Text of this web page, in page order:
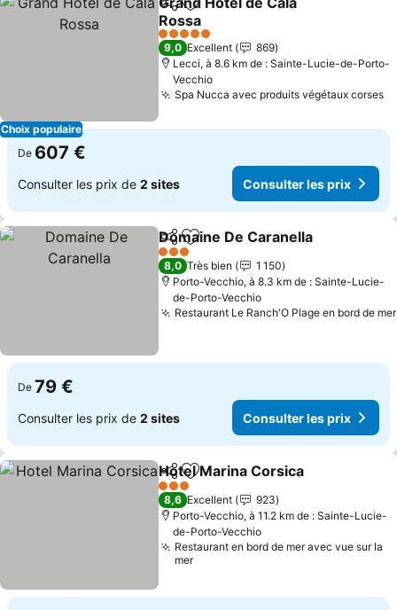
Choix populaire
PartagerAjouter à mes favoris
Rossa
5 Étoiles
9,0 Excellent
869
Lecci, à 8.6 km de : Sainte-Lucie-de-Porto-
Vecchio
Spa Nucca avec produits végétaux corses
De 607 €
Consulter les prix de 2 sites Consulter les prix
PartagerAjouter à mes favoris
Domaine De Caranella
3 Étoiles
8,0 Très bien
1 150
Porto-Vecchio, à 8.3 km de : Sainte-Lucie-
de-Porto-Vecchio
Restaurant Le Ranch'O Plage en bord de mer
De 79 €
Consulter les prix de 2 sites Consulter les prix
PartagerAjouter à mes favoris
Hotel Marina Corsica
3 Étoiles
8,6 Excellent
923
Porto-Vecchio, à 11.2 km de : Sainte-Lucie-
de-Porto-Vecchio
Restaurant en bord de mer avec vue sur la
mer